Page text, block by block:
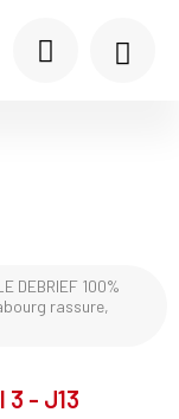
DEBRIEF 100%
rassure,
3 - J13